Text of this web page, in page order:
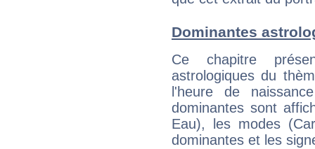
Dominantes
Ce chapitre
astrologiques du
l'heure de
dominantes sont
Eau), les modes
dominantes et les